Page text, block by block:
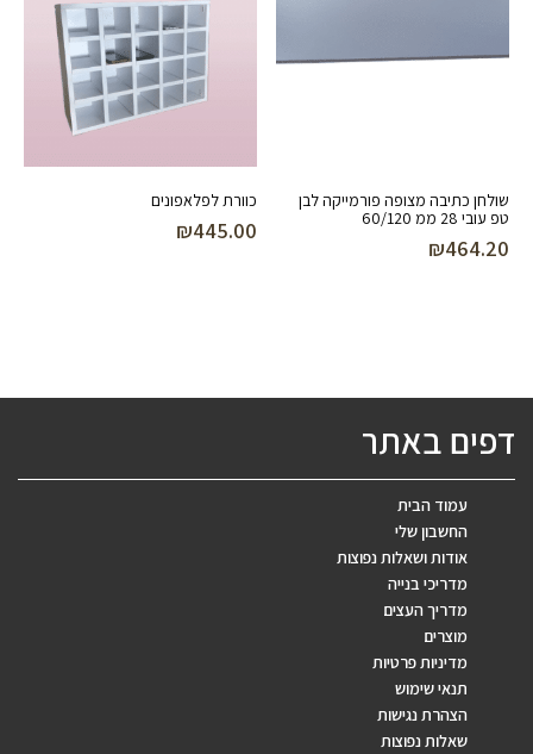
שולחן כתיבה מצופה פורמייקה לבן
טפ עובי 28 ממ 60/120
₪464.20
כוורת לפלאפונים
₪445.00
דפים באתר
עמוד הבית
החשבון שלי
אודות ושאלות נפוצות
מדריכי בנייה
מדריך העצים
מוצרים
מדיניות פרטיות
תנאי שימוש
הצהרת נגישות
שאלות נפוצות